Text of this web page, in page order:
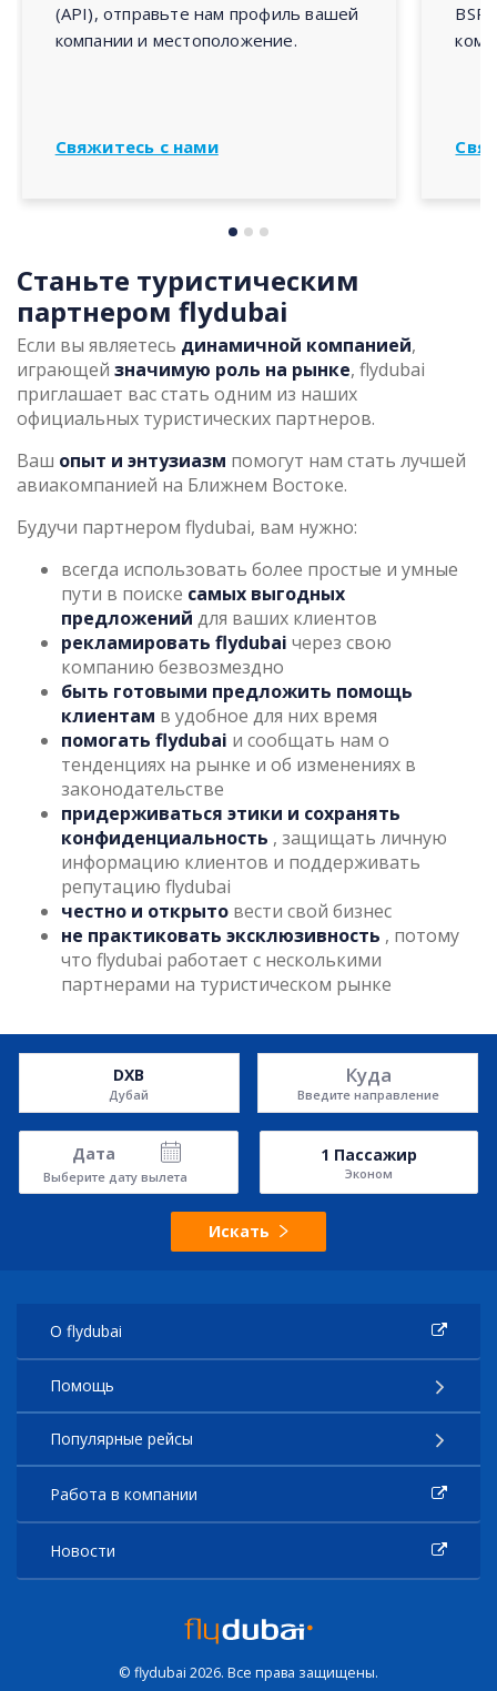
(API), отправьте нам профиль вашей
компании и местоположение.
Свяжитесь с нами
Станьте туристическим
партнером flydubai
Если вы являетесь динамичной компанией,
играющей значимую роль на рынке, flydubai
приглашает вас стать одним из наших
официальных туристических партнеров.
Ваш опыт и энтузиазм помогут нам стать лучшей
авиакомпанией на Ближнем Востоке.
Будучи партнером flydubai, вам нужно:
всегда использовать более простые и умные
пути в поиске самых выгодных
предложений для ваших клиентов
рекламировать flydubai через свою
компанию безвозмездно
быть готовыми предложить помощь
клиентам в удобное для них время
помогать flydubai и сообщать нам о
тенденциях на рынке и об изменениях в
законодательстве
придерживаться этики и сохранять
конфиденциальность , защищать личную
информацию клиентов и поддерживать
репутацию flydubai
честно и открыто вести свой бизнес
не практиковать эксклюзивность , потому
что flydubai работает с несколькими
партнерами на туристическом рынке
DXB
Дубай
Куда
Введите направление
Дата
Выберите дату вылета
1 Пассажир
Эконом
Искать
© flydubai 2026. Все права защищены.
О flydubai
Помощь
Популярные рейсы
Работа в компании
Новости